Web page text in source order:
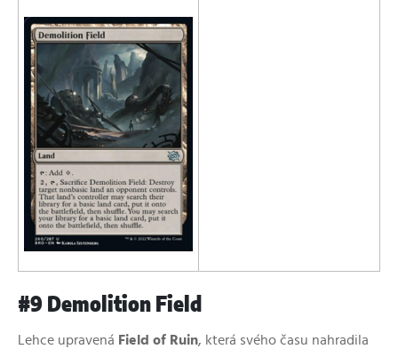
#9 Demolition Field
Lehce upravená Field of Ruin, která svého času nahradila